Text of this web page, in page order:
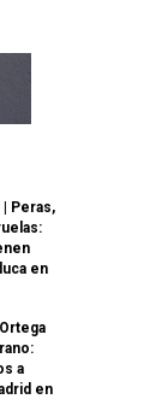
Peras,
en
a
en